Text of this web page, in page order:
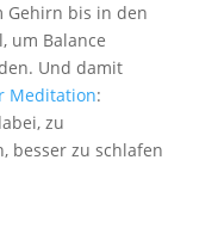
Gehirn bis in den
um Balance
Und damit
Meditation:
zu
besser zu schlafen